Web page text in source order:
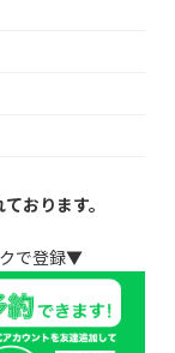
おります。
で登録▼